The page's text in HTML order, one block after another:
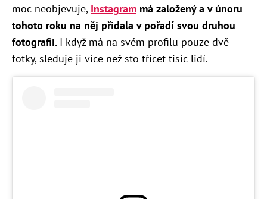
moc neobjevuje, Instagram má založený a v únoru
tohoto roku na něj přidala v pořadí svou druhou
fotografii. I když má na svém profilu pouze dvě
fotky, sleduje ji více než sto třicet tisíc lidí.